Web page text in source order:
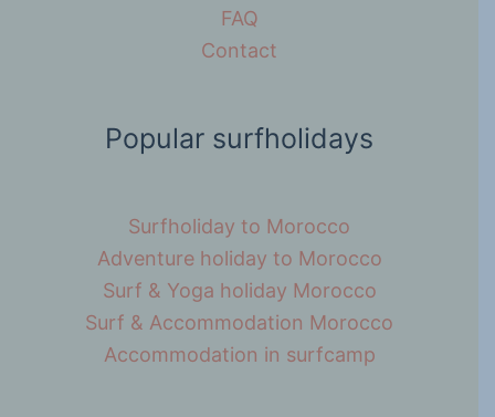
FAQ
Contact
Popular surfholidays
Surfholiday to Morocco
Adventure holiday to Morocco
Surf & Yoga holiday Morocco
Surf & Accommodation Morocco
Accommodation in surfcamp